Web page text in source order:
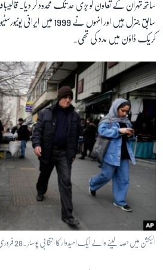
ساتھ تہران کے تعاون کو بڑی حد تک محدود کر دیا۔
سابق جنرل ہیں اور انہوں نے
کریک ڈاؤن میں مدد کی تھی۔
الیکشن میں حصہ لینے والے ایک امیدوار کا انتخابی پوسٹر ۔28 فروری 2024